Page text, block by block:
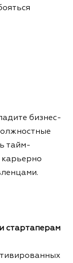
бизнес-
тайм-
карьерно
стартаперам